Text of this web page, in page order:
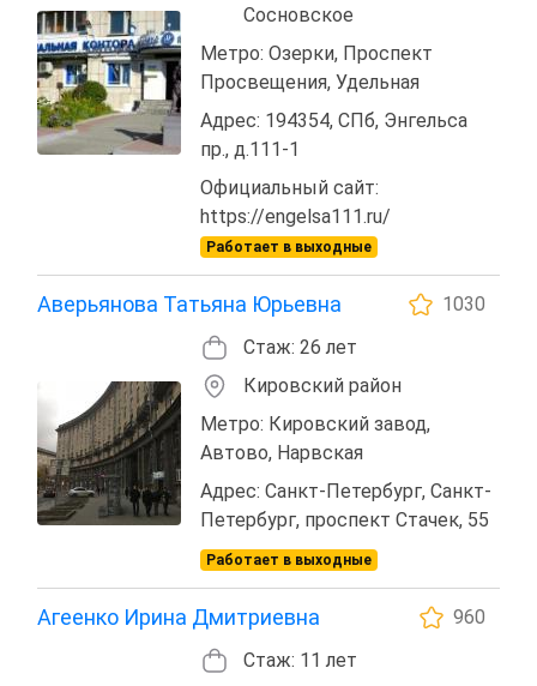
Сосновское
Метро: Озерки, Проспект
Просвещения, Удельная
Адрес: 194354, СПб, Энгельса
пр., д.111-1
Официальный сайт:
https://engelsa111.ru/
Работает в выходные
Аверьянова Татьяна Юрьевна
1030
Стаж: 26 лет
Кировский район
Метро: Кировский завод,
Автово, Нарвская
Адрес: Санкт-Петербург, Санкт-
Петербург, проспект Стачек, 55
Работает в выходные
Агеенко Ирина Дмитриевна
960
Стаж: 11 лет